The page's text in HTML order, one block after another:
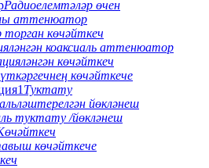
Радиоелемтәләр өчен
аттенюатор
торган көчәйткеч
коаксиаль аттенюатор
көчәйткеч
көчәйткече
Туктату
йөкләнеш
туктату /йөкләнеш
көчәйткече